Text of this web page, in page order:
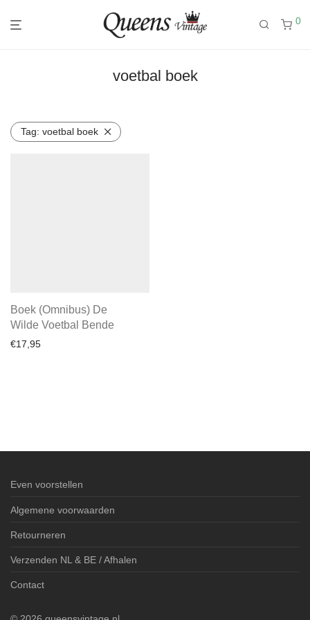
0
voetbal boek
Tag: voetbal boek
Boek (Omnibus) De
Wilde Voetbal Bende
€17,95
Even voorstellen
Algemene voorwaarden
Retourneren
Verzenden NL & BE / Afhalen
Contact